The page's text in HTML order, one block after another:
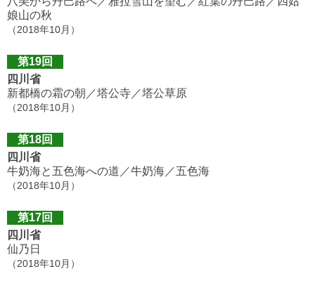
娘山の秋
（2018年10月）
第19回
四川省
新都橋の霜の朝／塔公寺／塔公草原
（2018年10月）
第18回
四川省
牛奶海と五色海への道／牛奶海／五色海
（2018年10月）
第17回
四川省
仙乃日
（2018年10月）